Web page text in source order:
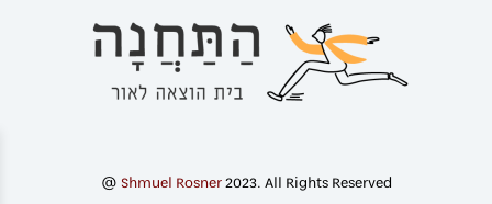
@ Shmuel Rosner2023. All Rights Reserved